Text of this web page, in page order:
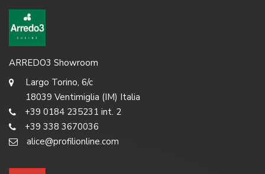
ARREDO3 Showroom
Largo Torino, 6/c
18039 Ventimiglia (IM) Italia
+39 0184 235231 int. 2
+39 338 3670036
alice@profilionline.com